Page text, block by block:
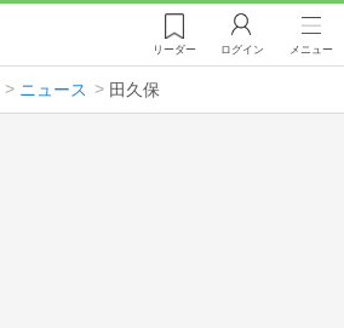
リーダー ログイン メニュー
ニュース 田久保